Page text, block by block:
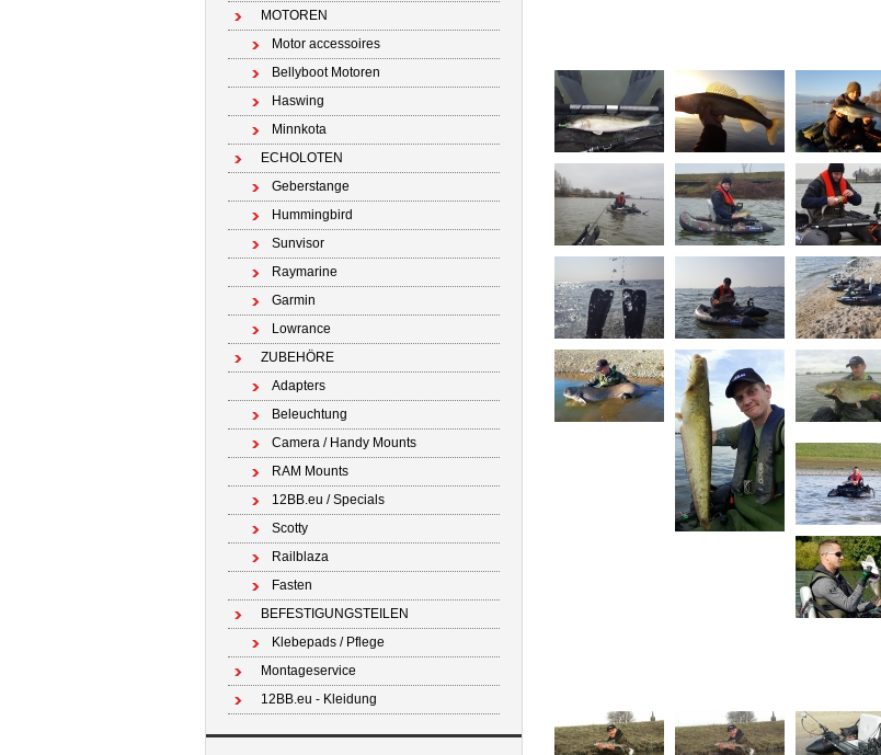
MOTOREN
Motor accessoires
Bellyboot Motoren
Haswing
Minnkota
ECHOLOTEN
Geberstange
Hummingbird
Sunvisor
Raymarine
Garmin
Lowrance
ZUBEHÖRE
Adapters
Beleuchtung
Camera / Handy Mounts
RAM Mounts
12BB.eu / Specials
Scotty
Railblaza
Fasten
BEFESTIGUNGSTEILEN
Klebepads / Pflege
Montageservice
12BB.eu - Kleidung